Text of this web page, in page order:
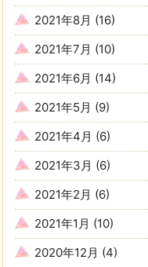
2021年8月 (16)
2021年7月 (10)
2021年6月 (14)
2021年5月 (9)
2021年4月 (6)
2021年3月 (6)
2021年2月 (6)
2021年1月 (10)
2020年12月 (4)